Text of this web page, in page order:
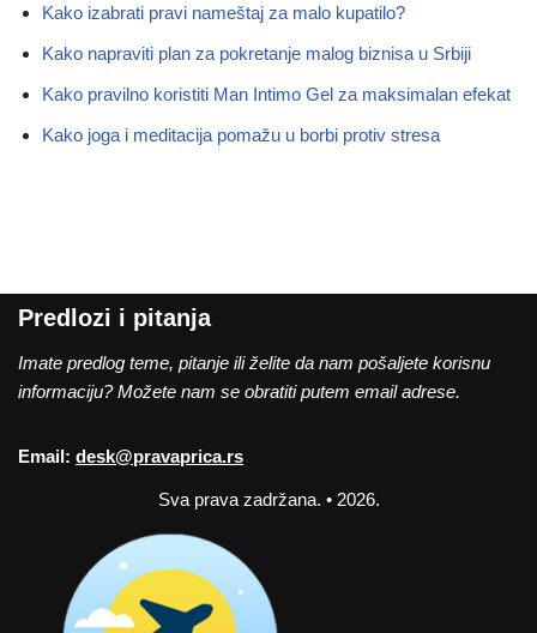
Kako izabrati pravi nameštaj za malo kupatilo?
Kako napraviti plan za pokretanje malog biznisa u Srbiji
Kako pravilno koristiti Man Intimo Gel za maksimalan efekat
Kako joga i meditacija pomažu u borbi protiv stresa
Predlozi i pitanja
Imate predlog teme, pitanje ili želite da nam pošaljete korisnu
informaciju? Možete nam se obratiti putem email adrese.
Email: desk@pravaprica.rs
Sva prava zadržana. • 2026.